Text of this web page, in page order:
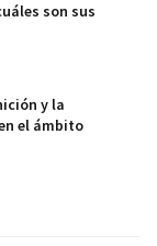
son sus
y la
el ámbito